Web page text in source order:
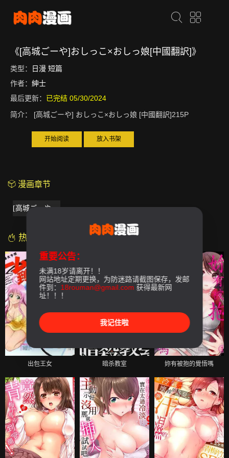
《[高城ごーや]おしっこ×おしっ娘[中國翻訳]》
类型： 日漫 短篇
作者： 紳士
最后更新： 已完结 05/30/2024
简介：
[高城ごーや] おしっこ×おしっ娘 [中國翻訳]215P
开始阅读 放入书架
漫画章节
热门漫画
出包王女 暗杀教室 妳有被抱的覺悟嗎
重要公告：
未满18岁请离开！！
网站地址定期更换，为防迷路请截图保存，发邮
件到： 18rouman@gmail.com 获得最新网
址！！！
我记住啦